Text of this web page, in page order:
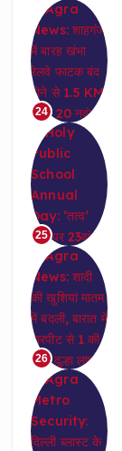
24
25
26